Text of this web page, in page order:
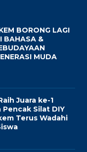
BORONG LAGI
BAHASA &
MUDA
Juara ke-1
Pencak Silat DIY
Terus Wadahi